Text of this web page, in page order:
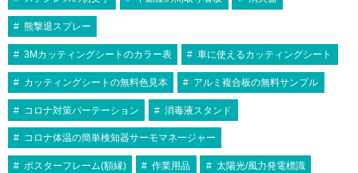
熊撃退スプレー
3Mカッティングシートのカラー表 車に使えるカッティングシート
カッティングシートの無料色見本 アルミ複合板の無料サンプル
コロナ対策パーテーション 消毒液スタンド
コロナ体温の簡単検知器サーモマネージャー
ポスターフレーム(額縁) 作業用品 太陽光/風力発電標識